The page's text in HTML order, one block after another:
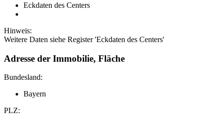
Eckdaten des Centers
Hinweis:
Weitere Daten siehe Register 'Eckdaten des Centers'
Adresse der Immobilie, Fläche
Bundesland:
Bayern
PLZ: